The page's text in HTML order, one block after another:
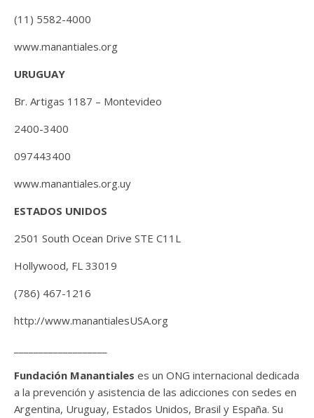
(11) 5582-4000
www.manantiales.org
URUGUAY
Br. Artigas 1187 – Montevideo
2400-3400
097443400
www.manantiales.org.uy
ESTADOS UNIDOS
2501 South Ocean Drive STE C11L
Hollywood, FL 33019
(786) 467-1216
http://www.manantialesUSA.org
Fundación Manantiales es un ONG internacional dedicada
a la prevención y asistencia de las adicciones con sedes en
Argentina, Uruguay, Estados Unidos, Brasil y España. Su